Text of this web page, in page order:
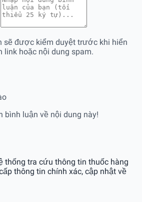
sẽ được kiểm duyệt trước khi hiển
link hoặc nội dung spam.
bình luận về nội dung này!
thống tra cứu thông tin thuốc hàng
thông tin chính xác, cập nhật về